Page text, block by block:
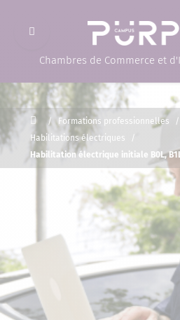
Ouvrir le menu
Chambres de Commerce et
Accueil
/ Formations professionnelles /
Habilitations électriques
/
Habilitation électrique initiale B0L, B1L,